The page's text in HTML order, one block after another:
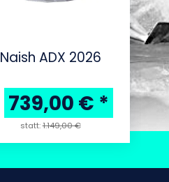
Naish ADX 2026
739,00 € *
statt:1.149,00 €